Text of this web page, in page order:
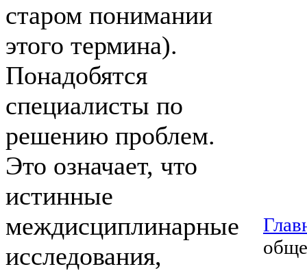
старом понимании
этого термина).
Понадобятся
специалисты по
решению проблем.
Это означает, что
истинные
междисциплинарные
исследования,